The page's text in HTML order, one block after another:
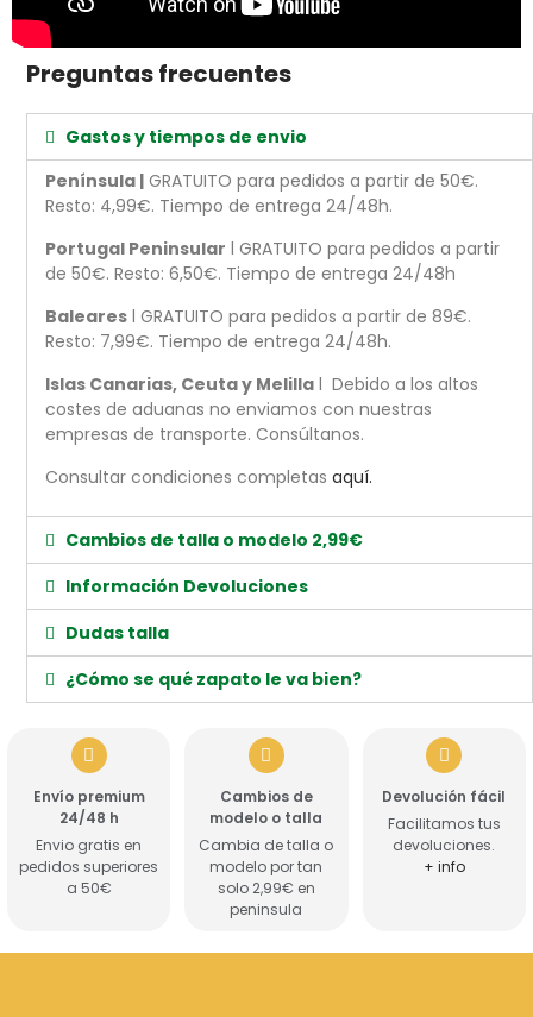
Preguntas frecuentes
Gastos y tiempos de envio
Península | GRATUITO para pedidos a partir de 50€.
Resto: 4,99€. Tiempo de entrega 24/48h.
Portugal Peninsular l GRATUITO para pedidos a partir
de 50€. Resto: 6,50€. Tiempo de entrega 24/48h
Baleares l GRATUITO para pedidos a partir de 89€.
Resto: 7,99€. Tiempo de entrega 24/48h.
Islas Canarias, Ceuta y Melilla l Debido a los altos
costes de aduanas no enviamos con nuestras
empresas de transporte. Consúltanos.
Consultar condiciones completasaquí.
Cambios de talla o modelo 2,99€
Información Devoluciones
Dudas talla
¿Cómo se qué zapato le va bien?
Envío premium
24/48 h
Envio gratis en
pedidos superiores
a 50€
Cambios de
modelo o talla
Cambia de talla o
modelo por tan
solo 2,99€ en
peninsula
Devolución fácil
Facilitamos tus
devoluciones.
+ info